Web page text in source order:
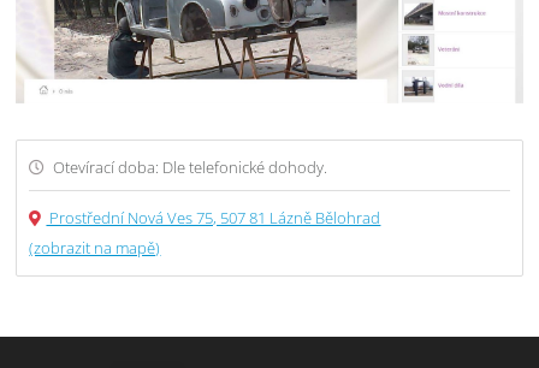
Otevírací doba: Dle telefonické dohody.
Prostřední Nová Ves 75, 507 81 Lázně Bělohrad
(zobrazit na mapě)